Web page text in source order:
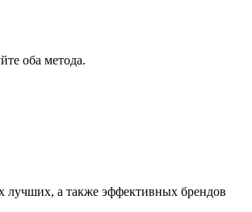
оба метода.
лучших, а также эффективных брендов